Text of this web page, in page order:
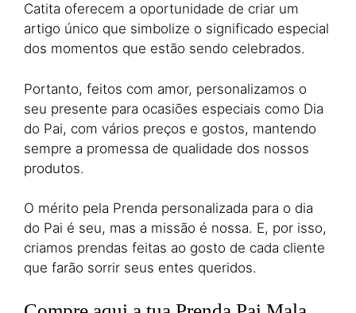
Catita oferecem a oportunidade de criar um
artigo único que simbolize o significado especial
dos momentos que estão sendo celebrados.
Portanto, feitos com amor, personalizamos o
seu presente para ocasiões especiais como Dia
do Pai, com vários preços e gostos, mantendo
sempre a promessa de qualidade dos nossos
produtos.
O mérito pela Prenda personalizada para o dia
do Pai é seu, mas a missão é nossa. E, por isso,
criamos prendas feitas ao gosto de cada cliente
que farão sorrir seus entes queridos.